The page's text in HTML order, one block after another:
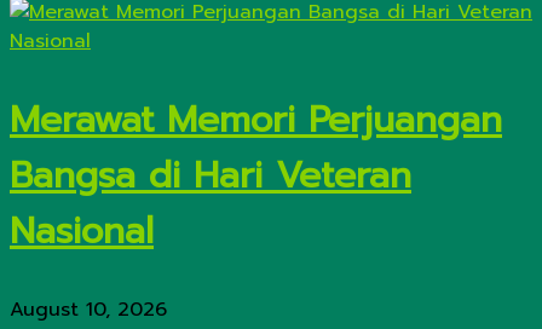
Merawat Memori Perjuangan
Bangsa di Hari Veteran
Nasional
August 10, 2026